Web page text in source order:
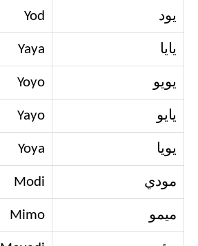
يود Yod
يايا Yaya
يويو Yoyo
يايو Yayo
يويا Yoya
مودي Modi
ميمو Mimo